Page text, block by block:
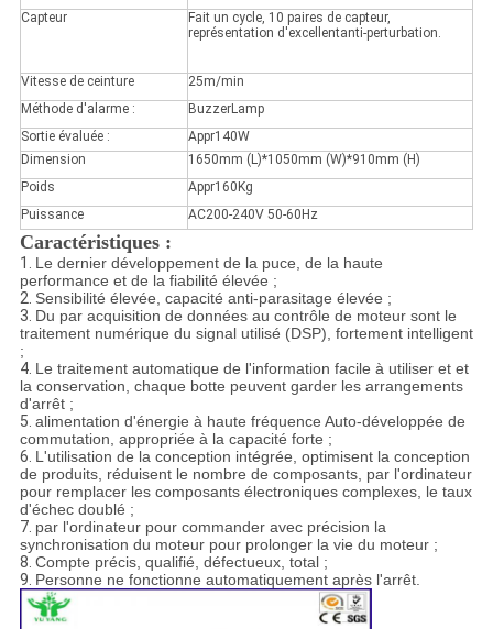
Capteur
Fait un cycle, 10 paires de capteur,
représentation d'excellentanti-perturbation.
Vitesse de ceinture
25m/min
Méthode d'alarme :
BuzzerLamp
Sortie évaluée :
Appr140W
Dimension
1650mm (L)*1050mm (W)*910mm (H)
Poids
Appr160Kg
Puissance
AC200-240V 50-60Hz
Caractéristiques :
1. Le dernier développement de la puce, de la haute
performance et de la fiabilité élevée ;
2. Sensibilité élevée, capacité anti-parasitage élevée ;
3. Du par acquisition de données au contrôle de moteur sont le
traitement numérique du signal utilisé (DSP), fortement intelligent
;
4. Le traitement automatique de l'information facile à utiliser et et
la conservation, chaque botte peuvent garder les arrangements
d'arrêt ;
5. alimentation d'énergie à haute fréquence Auto-développée de
commutation, appropriée à la capacité forte ;
6. L'utilisation de la conception intégrée, optimisent la conception
de produits, réduisent le nombre de composants, par l'ordinateur
pour remplacer les composants électroniques complexes, le taux
d'échec doublé ;
7. par l'ordinateur pour commander avec précision la
synchronisation du moteur pour prolonger la vie du moteur ;
8. Compte précis, qualifié, défectueux, total ;
9. Personne ne fonctionne automatiquement après l'arrêt.